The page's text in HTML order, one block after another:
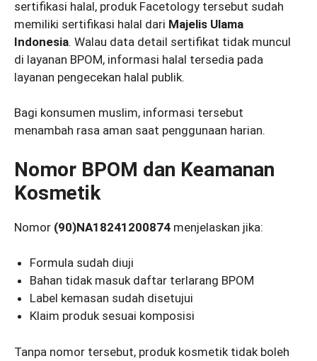
sertifikasi halal, produk Facetology tersebut sudah
memiliki sertifikasi halal dari Majelis Ulama
Indonesia. Walau data detail sertifikat tidak muncul
di layanan BPOM, informasi halal tersedia pada
layanan pengecekan halal publik.
Bagi konsumen muslim, informasi tersebut
menambah rasa aman saat penggunaan harian.
Nomor BPOM dan Keamanan
Kosmetik
Nomor (90)NA18241200874 menjelaskan jika:
Formula sudah diuji
Bahan tidak masuk daftar terlarang BPOM
Label kemasan sudah disetujui
Klaim produk sesuai komposisi
Tanpa nomor tersebut, produk kosmetik tidak boleh